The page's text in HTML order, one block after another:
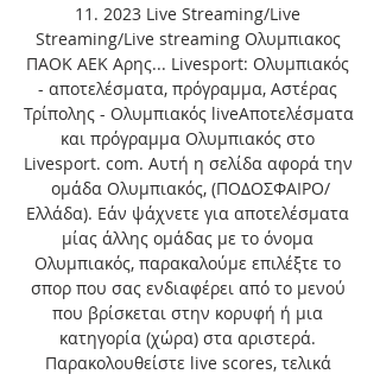
11. 2023 Live Streaming/Live
Streaming/Live streaming Ολυμπιακος
ΠΑΟΚ ΑΕΚ Αρης... Livesport: Ολυμπιακός
- αποτελέσματα, πρόγραμμα, Αστέρας
Τρίπολης - Ολυμπιακός liveΑποτελέσματα
και πρόγραμμα Ολυμπιακός στο
Livesport. com. Αυτή η σελίδα αφορά την
ομάδα Ολυμπιακός, (ΠΟΔΟΣΦΑΙΡΟ/
Ελλάδα). Εάν ψάχνετε για αποτελέσματα
μίας άλλης ομάδας με το όνομα
Ολυμπιακός, παρακαλούμε επιλέξτε το
σπορ που σας ενδιαφέρει από το μενού
που βρίσκεται στην κορυφή ή μια
κατηγορία (χώρα) στα αριστερά.
Παρακολουθείστε live scores, τελικά